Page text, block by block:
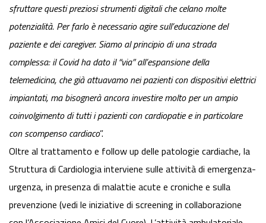
sfruttare questi preziosi strumenti digitali che celano molte
potenzialità. Per farlo è necessario agire sull’educazione del
paziente e dei caregiver. Siamo al principio di una strada
complessa: il Covid ha dato il “via” all’espansione della
telemedicina, che già attuavamo nei pazienti con dispositivi elettrici
impiantati, ma bisognerà ancora investire molto per un ampio
coinvolgimento di tutti i pazienti con cardiopatie e in particolare
con scompenso cardiaco”.
Oltre al trattamento e follow up delle patologie cardiache, la
Struttura di Cardiologia interviene sulle attività di emergenza-
urgenza, in presenza di malattie acute e croniche e sulla
prevenzione (vedi le iniziative di screening in collaborazione